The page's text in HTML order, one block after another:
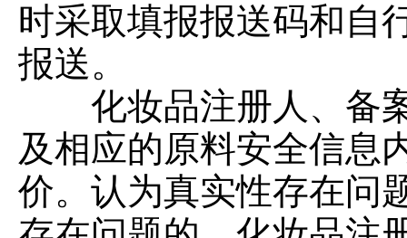
时采取填报报送码和自
报送。
化妆品注册人、备案
及相应的原料安全信息
价。认为真实性存在问